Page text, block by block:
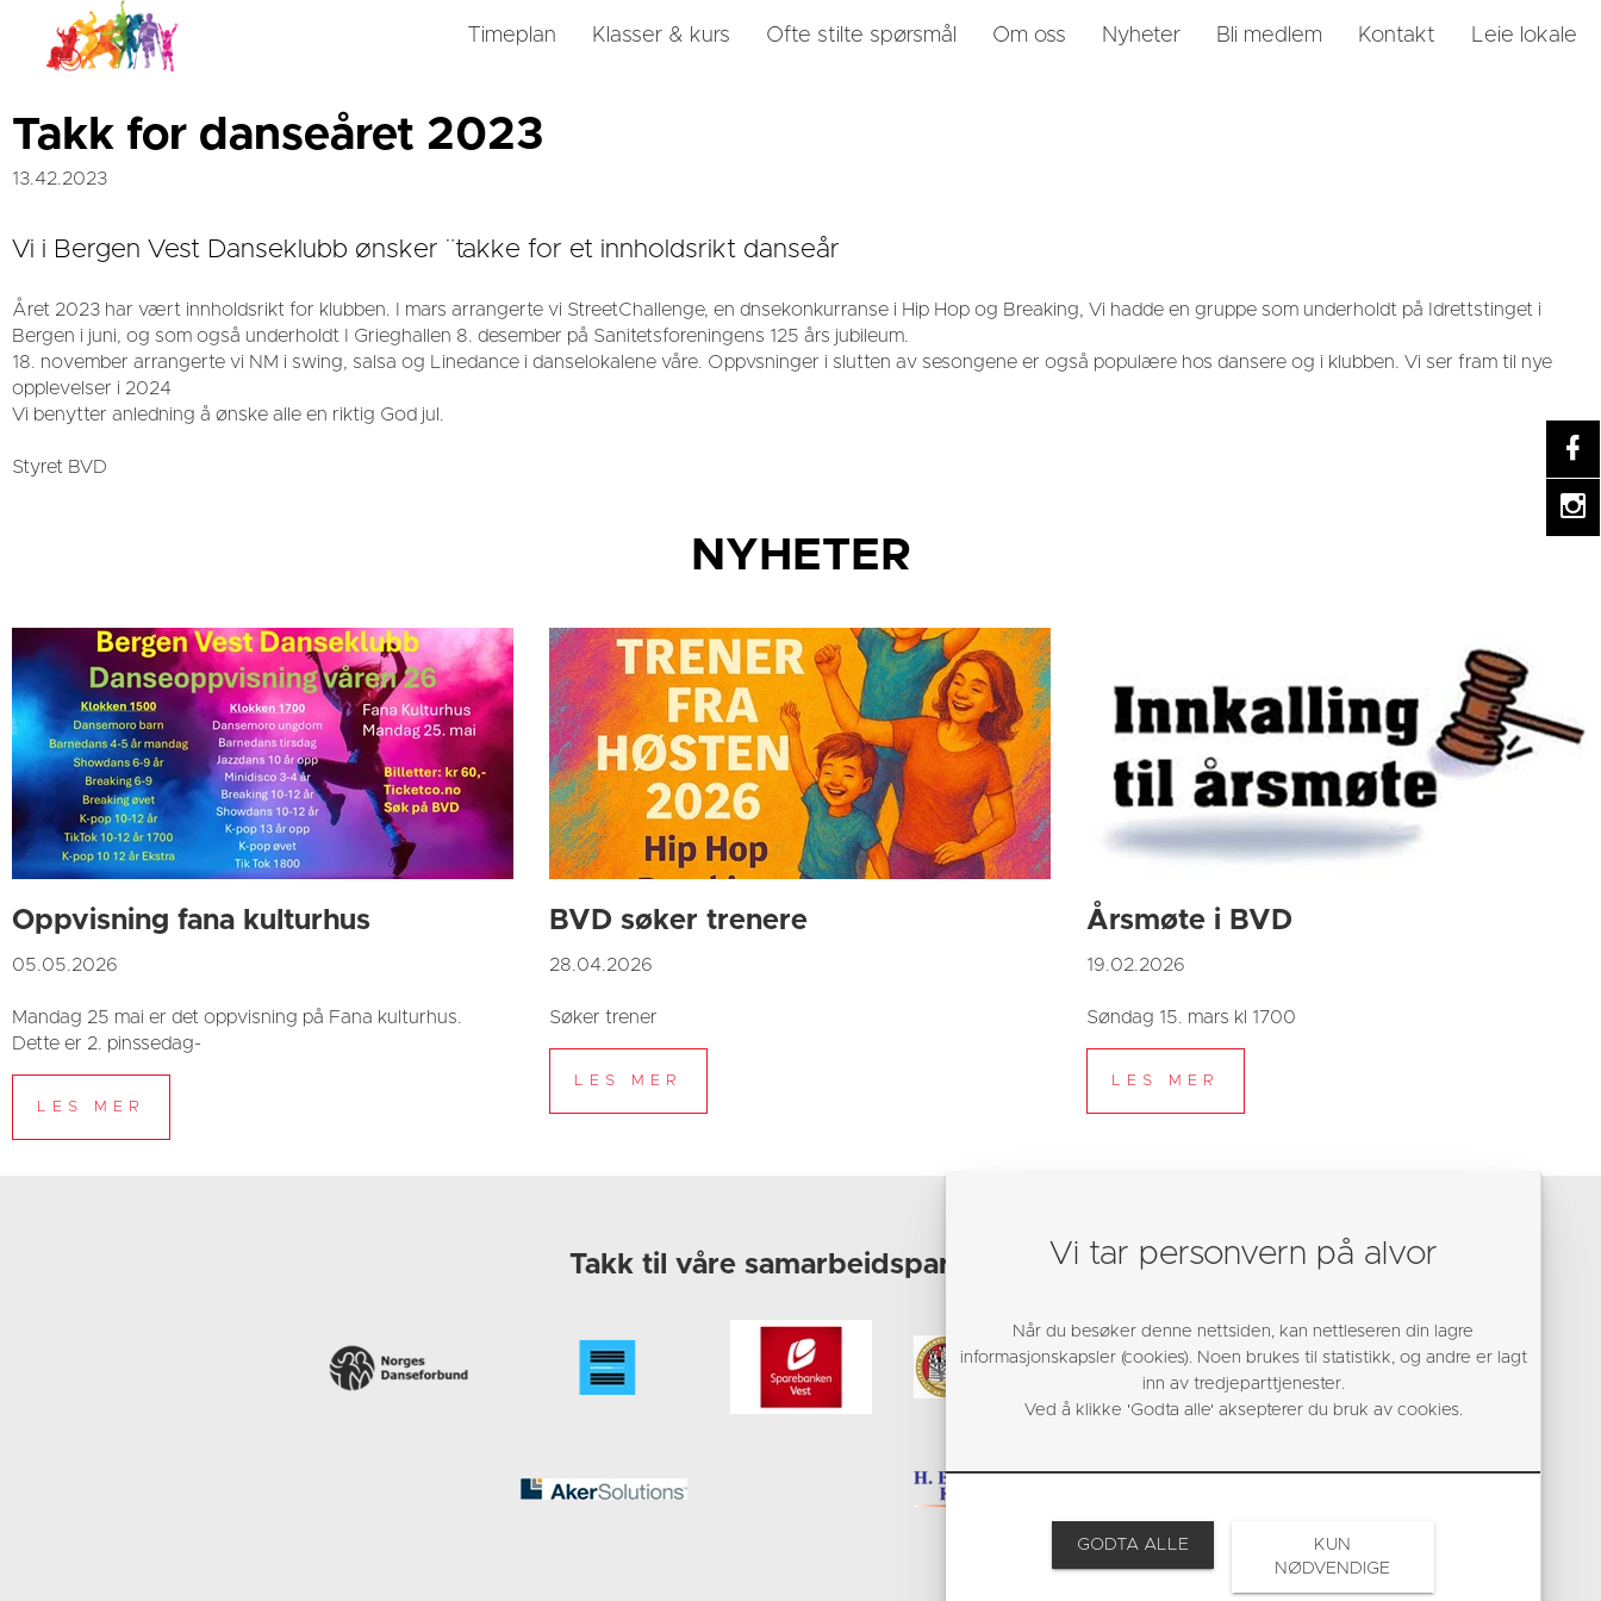
Timeplan Klasser & kurs Ofte stilte spørsmål Om oss Nyheter Bli medlem Kontakt Leie lokale
Takk for danseåret 2023
13.42.2023
Vi i Bergen Vest Danseklubb ønsker ¨takke for et innholdsrikt danseår
Året 2023 har vært innholdsrikt for klubben. I mars arrangerte vi StreetChallenge, en dnsekonkurranse i Hip Hop og Breaking, Vi hadde en gruppe som underholdt på Idrettstinget i
Bergen i juni, og som også underholdt I Grieghallen 8. desember på Sanitetsforeningens 125 års jubileum.
18. november arrangerte vi NM i swing, salsa og Linedance i danselokalene våre. Oppvsninger i slutten av sesongene er også populære hos dansere og i klubben. Vi ser fram til nye
opplevelser i 2024
Vi benytter anledning å ønske alle en riktig God jul.
Styret BVD
NYHETER
Oppvisning fana kulturhus
05.05.2026
Mandag 25 mai er det oppvisning på Fana kulturhus.
Dette er 2. pinssedag-
BVD søker trenere
28.04.2026
Søker trener
Årsmøte i BVD
19.02.2026
Søndag 15. mars kl 1700
Takk til våre samarbeidspartnere! Vi tar personvern på alvor
Når du besøker denne nettsiden, kan nettleseren din lagre
informasjonskapsler (cookies). Noen brukes til statistikk, og andre er lagt
inn av tredjeparttjenester.
Ved å klikke 'Godta alle' aksepterer du bruk av cookies.
GODTA ALLE
KUN
NØDVENDIGE